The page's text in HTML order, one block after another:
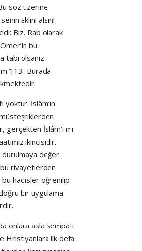
söz üzerine
aklını alsın!
Biz, Rab olarak
bu
tabi olsanız
Burada
yoktur. İslâm’ın
İslâm’ı mı
ikincisidir.
durulmaya değer.
bu rivayetlerden
bu hadisler öğrenilip
bir uygulama
onlara asla sempati
Hristiyanlara ilk defa